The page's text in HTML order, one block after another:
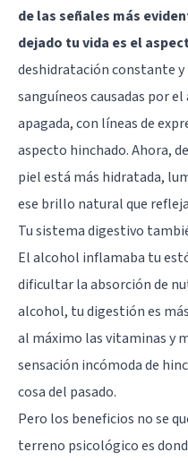
de las señales más
dejado tu vida es el
deshidratación constante
sanguíneos causadas por
apagada, con líneas de
aspecto hinchado. Ahora,
piel está más hidratada,
ese brillo natural que
Tu sistema digestivo
El alcohol inflamaba tu
dificultar la absorción de
alcohol, tu digestión es
al máximo las vitaminas y
sensación incómoda de
cosa del pasado.
Pero los beneficios no se
terreno psicológico es